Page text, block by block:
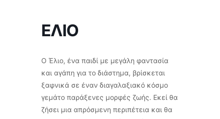
ΕΛΙΟ
Ο Έλιο, ένα παιδί με μεγάλη φαντασία
και αγάπη για το διάστημα, βρίσκεται
ξαφνικά σε έναν διαγαλαξιακό κόσμο
γεμάτο παράξενες μορφές ζωής. Εκεί θα
ζήσει μια απρόσμενη περιπέτεια και θα